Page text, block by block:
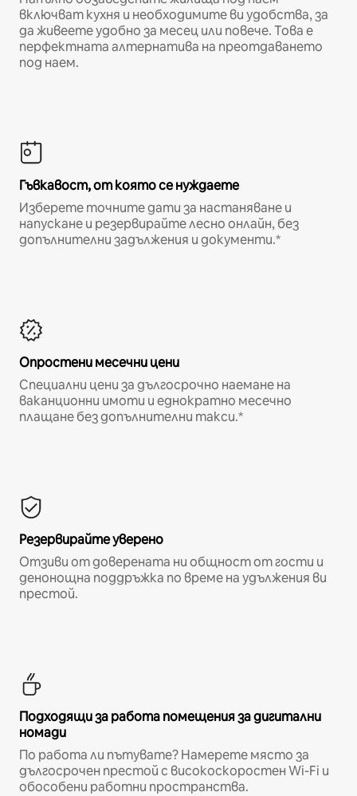
включват кухня и необходимите ви удобства, за
да живеете удобно за месец или повече. Това е
перфектната алтернатива на преотдаването
под наем.
Гъвкавост, от която се нуждаете
Изберете точните дати за настаняване и
напускане и резервирайте лесно онлайн, без
допълнителни задължения и документи.*
Опростени месечни цени
Специални цени за дългосрочно наемане на
ваканционни имоти и еднократно месечно
плащане без допълнителни такси.*
Резервирайте уверено
Отзиви от доверената ни общност от гости и
денонощна поддръжка по време на удължения ви
престой.
Подходящи за работа помещения за дигитални
номади
По работа ли пътувате? Намерете място за
дългосрочен престой с високоскоростен Wi-Fi и
обособени работни пространства.